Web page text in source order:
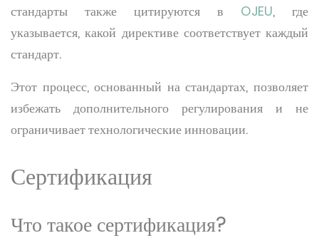
стандарты также цитируются в OJEU, где
указывается, какой директиве соответствует каждый
стандарт.
Этот процесс, основанный на стандартах, позволяет
избежать дополнительного регулирования и не
ограничивает технологические инновации.
Сертификация
Что такое сертификация?